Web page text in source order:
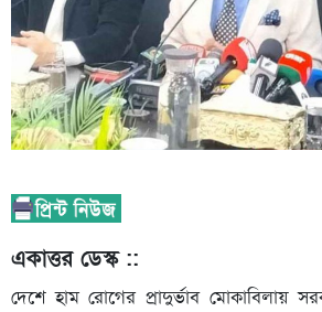
একাত্তর ডেস্ক ::
দেশে হাম রোগের প্রাদুর্ভাব মোকাবিলায়